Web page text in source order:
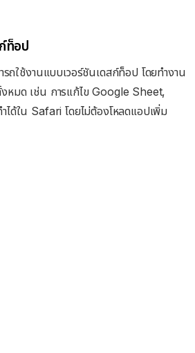
ท็อป
ถใช้งานแบบเวอร์ชันเดสก์ท็อป โดยทำงาน
หมด เช่น การแก้ไข Google Sheet,
ด้ใน Safari โดยไม่ต้องโหลดแอปเพิ่ม